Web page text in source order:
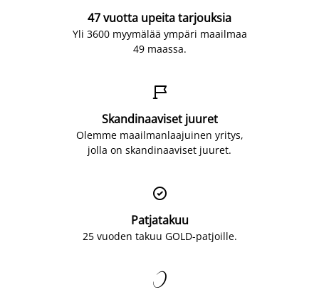
47 vuotta upeita tarjouksia
Yli 3600 myymälää ympäri maailmaa
49 maassa.

Skandinaaviset juuret
Olemme maailmanlaajuinen yritys,
jolla on skandinaaviset juuret.

Patjatakuu
25 vuoden takuu GOLD-patjoille.
